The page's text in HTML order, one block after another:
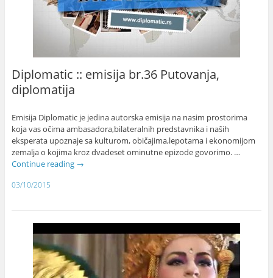
Diplomatic :: emisija br.36 Putovanja,
diplomatija
Emisija Diplomatic je jedina autorska emisija na nasim prostorima
koja vas očima ambasadora,bilateralnih predstavnika i naših
eksperata upoznaje sa kulturom, običajima,lepotama i ekonomijom
zemalja o kojima kroz dvadeset ominutne epizode govorimo. …
Continue reading →
03/10/2015